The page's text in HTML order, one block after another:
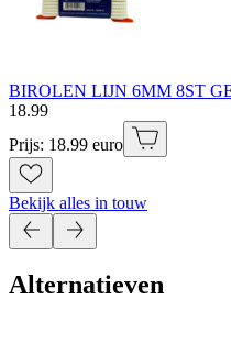
BIROLEN LIJN 6MM 8ST
18.99
Prijs: 18.99 euro
Bekijk alles in touw
Alternatieven